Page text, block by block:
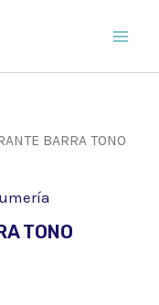
BARRA TONO
TONO